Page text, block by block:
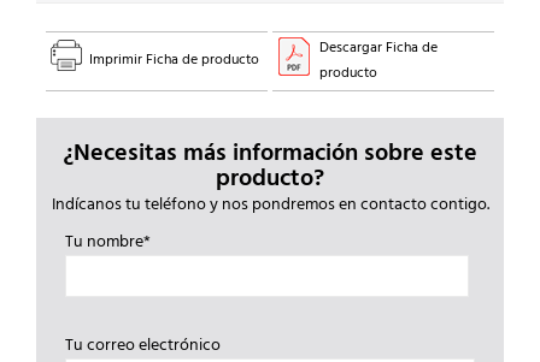
Imprimir Ficha de producto
Descargar Ficha de
producto
¿Necesitas más información sobre este
producto?
Indícanos tu teléfono y nos pondremos en contacto contigo.
Tu nombre*
Tu correo electrónico